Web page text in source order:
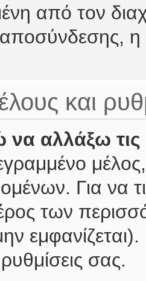
από τον
η
και
αλλάξω τις
Για να
των
σας.